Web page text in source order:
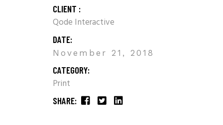
CLIENT :
Qode Interactive
DATE:
November 21, 2018
CATEGORY:
Print
SHARE: